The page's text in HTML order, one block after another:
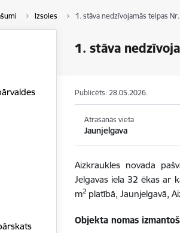
Izsoles 1. stāva nedzīvojamās telpas
1. stāva
Publicēts: 28.05.2026.
Atrašanās vieta
Jaunjelgava
Aizkraukles novada
Jelgavas iela 32 ēkas ar
m2 platībā, Jaunjelgavā,
Objekta nomas